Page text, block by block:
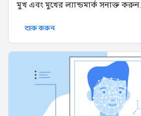
মুখ এবং মুখের ল্যান্ডমার্ক সনাক্ত করুন.
শুরু করুন